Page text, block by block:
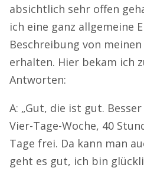
absichtlich sehr offen
ich eine ganz allgemeine
Beschreibung von
erhalten. Hier bekam ich
Antworten:
A: „Gut, die ist gut.
Vier-Tage-Woche, 40
Tage frei. Da kann man
geht es gut, ich bin